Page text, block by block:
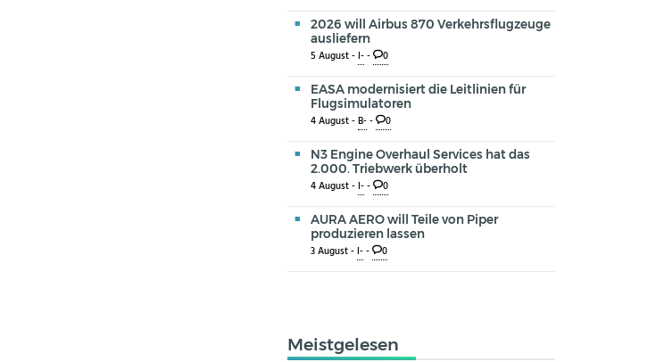
2026 will Airbus 870 Verkehrsflugzeuge
ausliefern
5 August -I-- 0
EASA modernisiert die Leitlinien für
Flugsimulatoren
4 August -B-- 0
N3 Engine Overhaul Services hat das
2.000. Triebwerk überholt
4 August -I-- 0
AURA AERO will Teile von Piper
produzieren lassen
3 August -I-- 0
Meistgelesen